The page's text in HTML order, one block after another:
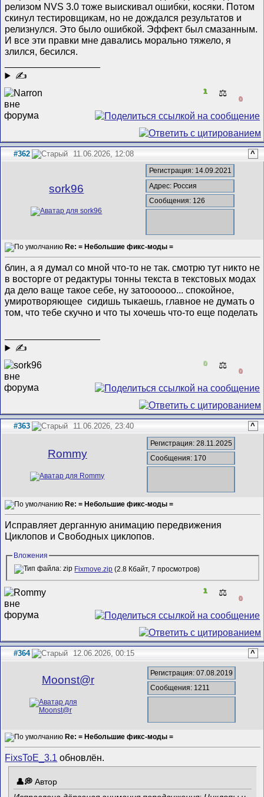
релизом NVS 3.0 тоже выискивал ошибки, косяки. Потом
скинул тестировщикам, но не дождался результатов и
релизнулся. Это было ошибкой. Эффект был смазанным.
И все эти правки мне давались морально тяжело, я
злился, бесился.
✍
1 ⚖️
0
#362 11.06.2026, 12:08 ^
sork96
Регистрация: 14.09.2021
Адрес: Россия
Сообщения: 126
Re: = Небольшие фикс-моды =
блин, а я думал со мной что-то не так. смотрю тут никто не
в восторге от редактуры тонны текста в текстовых модах
да дело ваще такое себе, ну затоооооо... спокойное,
умиротворяющее сидишь тыкаешь, главное не думать о
том, что тебе скучно и что ты хочешь что-то еще поделать
✍
0 ⚖️
0
#363 11.06.2026, 23:40 ^
Rommy
Регистрация: 28.11.2025
Сообщения: 170
Re: = Небольшие фикс-моды =
Исправляет дерганную анимацию передвижения
Циклопов и Свободных циклопов.
Вложения
Fixmove.zip (2.8 Кбайт, 7 просмотров)
1 ⚖️
0
#364 12.06.2026, 00:15 ^
Mооnst@r
Регистрация: 07.08.2019
Сообщения: 1211
Re: = Небольшие фикс-моды =
FixsToE_3.1 обновлён.
Автор